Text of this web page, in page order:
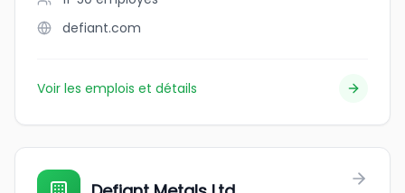
defiant.com
Voir les emplois et détails